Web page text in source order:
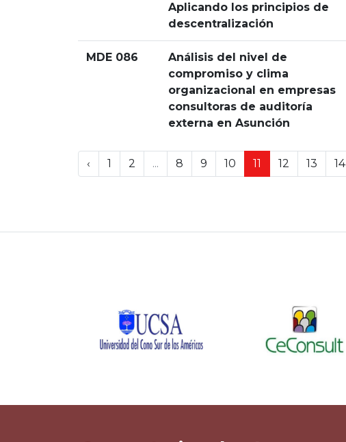
Aplicando los principios de
descentralización
MDE 086
Análisis del nivel de
compromiso y clima
organizacional en empresas
consultoras de auditoría
externa en Asunción
‹ 1 2 ... 8 9 10 11 12 13 14